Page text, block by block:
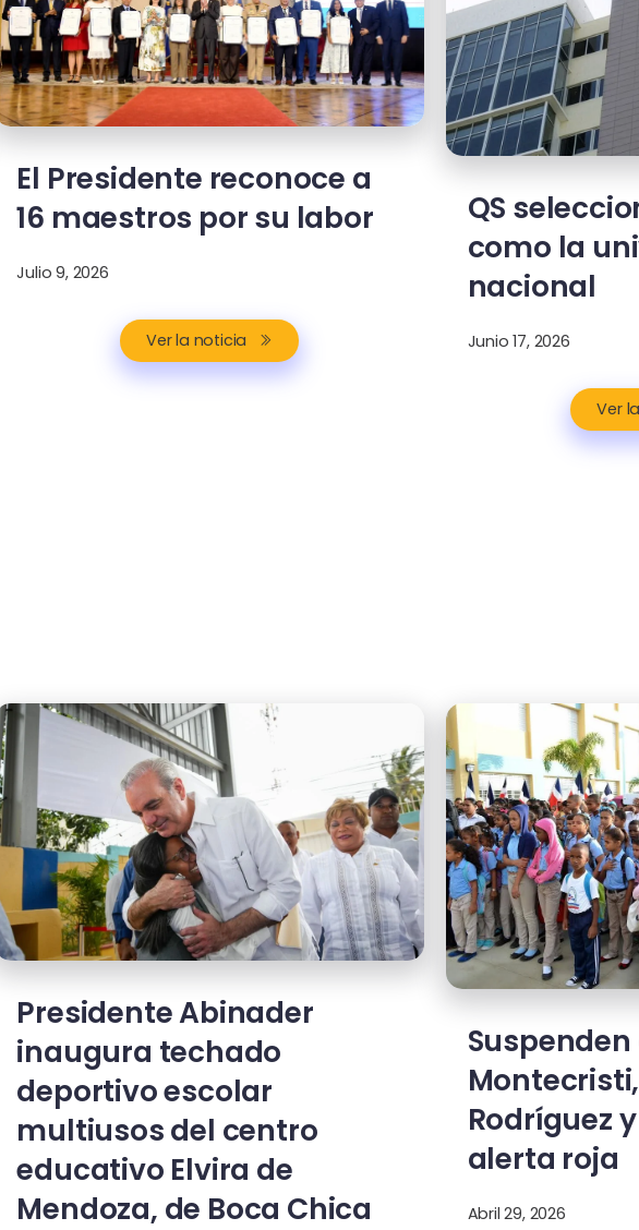
El Presidente reconoce a
16 maestros por su labor
Julio 9, 2026
Ver la noticia
QS
como la
nacional
Junio 17, 2026
Ver
Presidente Abinader
inaugura techado
deportivo escolar
multiusos del centro
educativo Elvira de
Mendoza, de Boca Chica
Rodríguez
alerta roja
Abril 29, 2026